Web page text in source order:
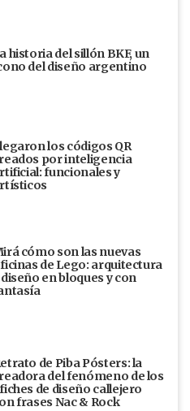
historia del sillón BKF, un
del diseño argentino
los códigos QR
por inteligencia
funcionales y
cómo son las nuevas
de Lego: arquitectura
en bloques y con
de Piba Pósters: la
del fenómeno de los
de diseño callejero
frases Nac & Rock